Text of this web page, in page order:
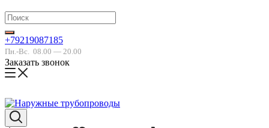
+79219087185
Пн.-Вс. 08.00 — 20.00
Заказать звонок